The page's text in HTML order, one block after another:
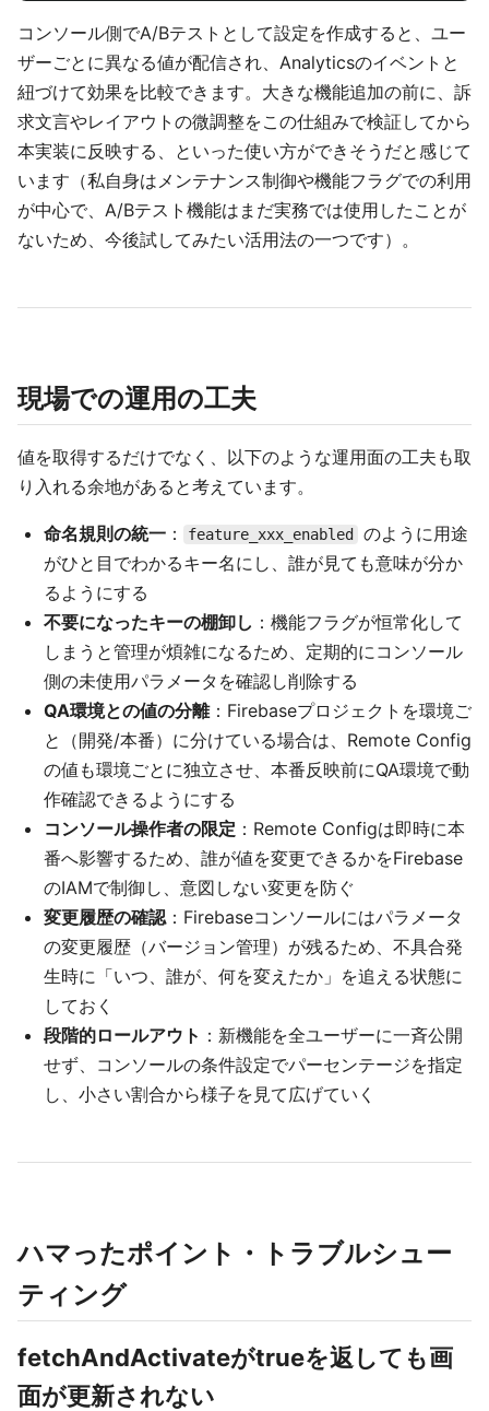
コンソール側でA/Bテストとして設定を作成すると、ユー
ザーごとに異なる値が配信され、Analyticsのイベントと
紐づけて効果を比較できます。大きな機能追加の前に、訴
求文言やレイアウトの微調整をこの仕組みで検証してから
本実装に反映する、といった使い方ができそうだと感じて
います（私自身はメンテナンス制御や機能フラグでの利用
が中心で、A/Bテスト機能はまだ実務では使用したことが
ないため、今後試してみたい活用法の一つです）。
現場での運用の工夫
値を取得するだけでなく、以下のような運用面の工夫も取
り入れる余地があると考えています。
命名規則の統一 ： feature_xxx_enabled
のように用途
がひと目でわかるキー名にし、誰が見ても意味が分か
るようにする
不要になったキーの棚卸し ：機能フラグが恒常化して
しまうと管理が煩雑になるため、定期的にコンソール
側の未使用パラメータを確認し削除する
QA環境との値の分離：Firebaseプロジェクトを環境ご
と（開発/本番）に分けている場合は、Remote Config
の値も環境ごとに独立させ、本番反映前にQA環境で動
作確認できるようにする
コンソール操作者の限定 ：Remote Configは即時に本
番へ影響するため、誰が値を変更できるかをFirebase
のIAMで制御し、意図しない変更を防ぐ
変更履歴の確認：Firebaseコンソールにはパラメータ
の変更履歴（バージョン管理）が残るため、不具合発
生時に「いつ、誰が、何を変えたか」を追える状態に
しておく
段階的ロールアウト ：新機能を全ユーザーに一斉公開
せず、コンソールの条件設定でパーセンテージを指定
し、小さい割合から様子を見て広げていく
ハマったポイント・トラブルシュー
ティング
fetchAndActivateがtrueを返しても画
面が更新されない